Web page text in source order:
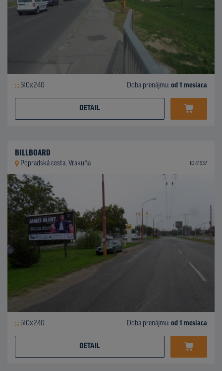
510x240 Doba prenájmu: od 1 mesiaca
DETAIL
BILLBOARD
Popradská cesta, Vrakuňa ID 41937
510x240 Doba prenájmu: od 1 mesiaca
DETAIL